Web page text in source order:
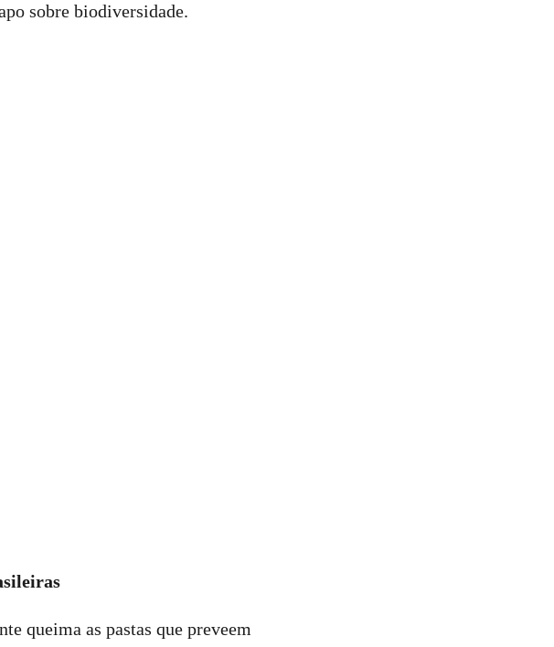
sobre biodiversidade.
queima as pastas que preveem